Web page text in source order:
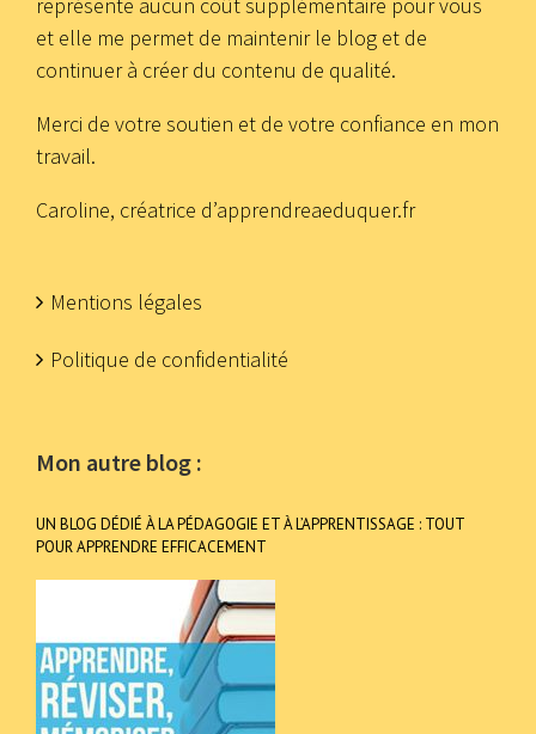
et elle me permet de maintenir le blog et de
continuer à créer du contenu de qualité.
Merci de votre soutien et de votre confiance en mon
travail.
Caroline, créatrice d’apprendreaeduquer.fr
Mentions légales
Politique de confidentialité
Mon autre blog :
UN BLOG DÉDIÉ À LA PÉDAGOGIE ET À L’APPRENTISSAGE : TOUT
POUR APPRENDRE EFFICACEMENT